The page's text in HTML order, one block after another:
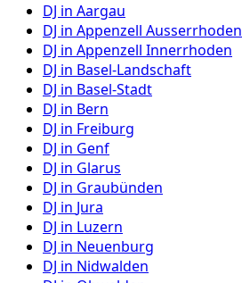
DJ in Aargau
DJ in Appenzell Ausserrhoden
DJ in Appenzell Innerrhoden
DJ in Basel-Landschaft
DJ in Basel-Stadt
DJ in Bern
DJ in Freiburg
DJ in Genf
DJ in Glarus
DJ in Graubünden
DJ in Jura
DJ in Luzern
DJ in Neuenburg
DJ in Nidwalden